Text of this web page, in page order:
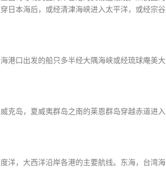
日本海后，或经清津海峡进入太平洋，或经宗谷
港口出发的船只多半经大隅海峡或经琉球庵美大
克岛，夏威夷群岛之南的莱恩群岛穿越赤道进入
洋，大西洋沿岸各港的主要航线。东海，台湾海